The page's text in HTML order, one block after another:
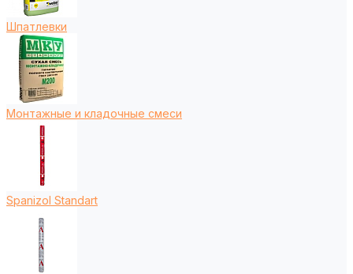
Шпатлевки
Монтажные и кладочные смеси
Spanizol Standart